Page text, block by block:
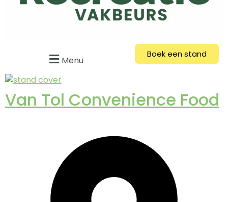
Menu
Boek een stand
Van Tol Convenience Food